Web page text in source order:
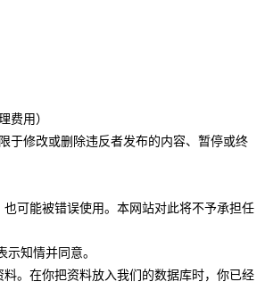
费用）
于修改或删除违反者发布的内容、暂停或终
可能被错误使用。本网站对此将不予承担任
知情并同意。
。在你把资料放入我们的数据库时，你已经